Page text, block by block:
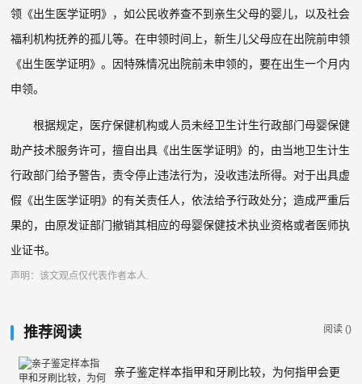
领《出生医学证明》，如公民收养查不到亲生父母的婴儿，以及社会
福利机构抚养的孤儿等。在申领时间上，新生儿父母应在出院前申领
《出生医学证明》。因特殊情况出院前未申领的，要在出生一个月内
申领。
根据规定，医疗保健机构或人员未经卫生计生行政部门母婴保健
助产技术服务许可，擅自出具《出生医学证明》的，由当地卫生计生
行政部门给予警告，责令停止违法行为，没收违法所得。对于出具虚
假《出生医学证明》的有关责任人，依法给予行政处分；造成严重后
果的，由原发证部门撤销其相应的母婴保健技术执业资格或者医师执
业证书。
声明：该文观点仅代表作者本人.
阅读 ()
推荐阅读
亲子鉴定样本指甲和牙刷比较，为何指甲会更